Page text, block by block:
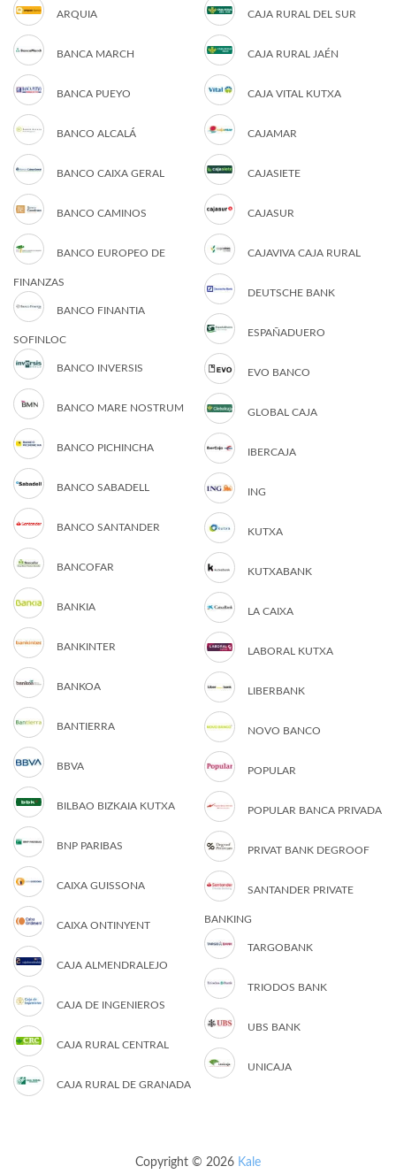
ARQUIA
BANCA MARCH
BANCA PUEYO
BANCO ALCALÁ
BANCO CAIXA GERAL
BANCO CAMINOS
BANCO EUROPEO DE
FINANZAS
BANCO FINANTIA
SOFINLOC
BANCO INVERSIS
BANCO MARE NOSTRUM
BANCO PICHINCHA
BANCO SABADELL
BANCO SANTANDER
BANCOFAR
BANKIA
BANKINTER
BANKOA
BANTIERRA
BBVA
BILBAO BIZKAIA KUTXA
BNP PARIBAS
CAIXA GUISSONA
CAIXA ONTINYENT
CAJA ALMENDRALEJO
CAJA DE INGENIEROS
CAJA RURAL CENTRAL
CAJA RURAL DE GRANADA
CAJA RURAL DEL SUR
CAJA RURAL JAÉN
CAJA VITAL KUTXA
CAJAMAR
CAJASIETE
CAJASUR
CAJAVIVA CAJA RURAL
DEUTSCHE BANK
ESPAÑADUERO
EVO BANCO
GLOBAL CAJA
IBERCAJA
ING
KUTXA
KUTXABANK
LA CAIXA
LABORAL KUTXA
LIBERBANK
NOVO BANCO
POPULAR
POPULAR BANCA PRIVADA
PRIVAT BANK DEGROOF
SANTANDER PRIVATE
BANKING
TARGOBANK
TRIODOS BANK
UBS BANK
UNICAJA
Copyright © 2026 Kale